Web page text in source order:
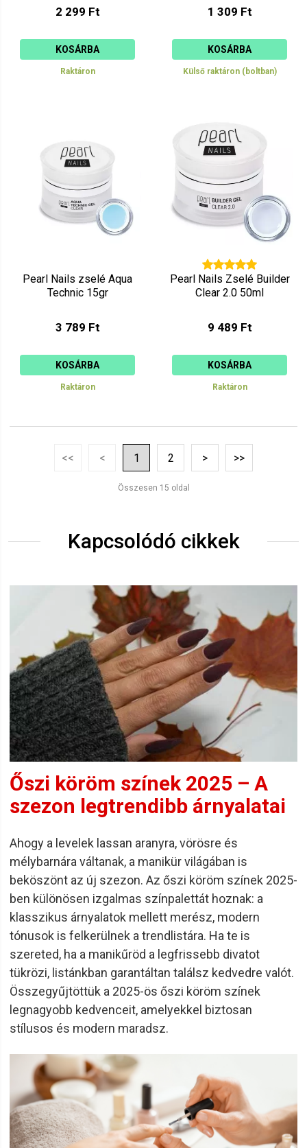
2 299 Ft
KOSÁRBA
Raktáron
1 309 Ft
KOSÁRBA
Külső raktáron (boltban)
Pearl Nails zselé Aqua
Technic 15gr
3 789 Ft
KOSÁRBA
Raktáron
Pearl Nails Zselé Builder
Clear 2.0 50ml
9 489 Ft
KOSÁRBA
Raktáron
<< < 1 2 > >>
Összesen 15 oldal
Kapcsolódó cikkek
Őszi köröm színek 2025 – A
szezon legtrendibb árnyalatai
Ahogy a levelek lassan aranyra, vörösre és
mélybarnára váltanak, a manikür világában is
beköszönt az új szezon. Az őszi köröm színek 2025-
ben különösen izgalmas színpalettát hoznak: a
klasszikus árnyalatok mellett merész, modern
tónusok is felkerülnek a trendlistára. Ha te is
szereted, ha a manikűröd a legfrissebb divatot
tükrözi, listánkban garantáltan találsz kedvedre valót.
Összegyűjtöttük a 2025-ös őszi köröm színek
legnagyobb kedvenceit, amelyekkel biztosan
stílusos és modern maradsz.